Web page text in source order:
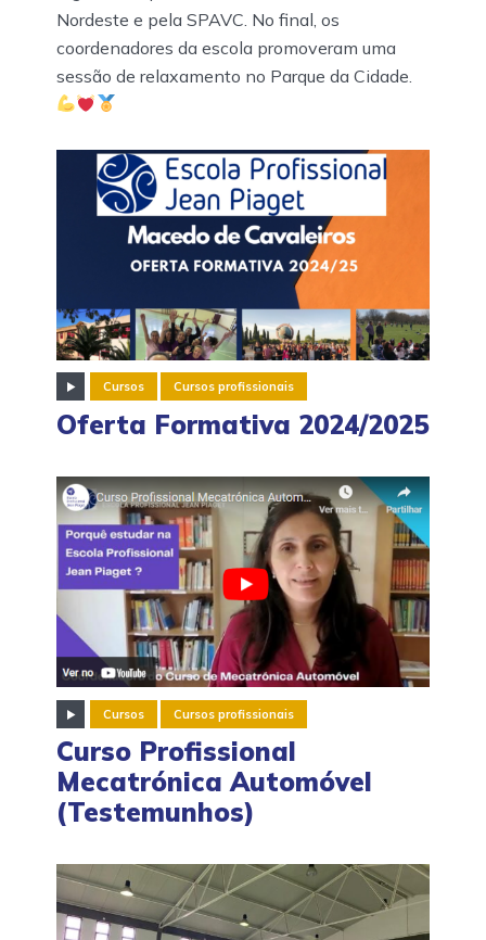
Nordeste e pela SPAVC. No final, os
coordenadores da escola promoveram uma
sessão de relaxamento no Parque da Cidade.
Cursos Cursos profissionais
Oferta Formativa 2024/2025
Cursos Cursos profissionais
Curso Profissional
Mecatrónica Automóvel
(Testemunhos)